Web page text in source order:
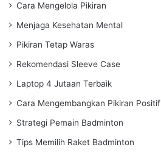
Cara Mengelola Pikiran
Menjaga Kesehatan Mental
Pikiran Tetap Waras
Rekomendasi Sleeve Case
Laptop 4 Jutaan Terbaik
Cara Mengembangkan Pikiran Positif
Strategi Pemain Badminton
Tips Memilih Raket Badminton